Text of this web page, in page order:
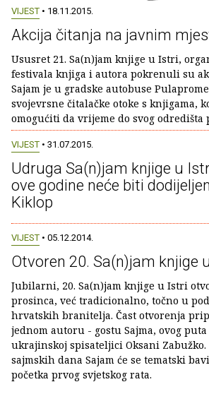
VIJEST • 18.11.2015.
Akcija čitanja na javnim
Ususret 21. Sa(n)jam knjige u Istri,
festivala knjiga i autora pokrenuli su
Sajam je u gradske autobuse
svojevrsne čitalačke otoke s knjigama,
omogućiti da vrijeme do svog odredišta
VIJEST • 31.07.2015.
Udruga Sa(n)jam knjige u
ove godine neće biti
Kiklop
VIJEST • 05.12.2014.
Otvoren 20. Sa(n)jam knjige
Jubilarni, 20. Sa(n)jam knjige u Istri
prosinca, već tradicionalno, točno u
hrvatskih branitelja. Čast otvorenja
jednom autoru - gostu Sajma, ovog
ukrajinskoj spisateljici Oksani
sajmskih dana Sajam će se tematski
početka prvog svjetskog rata.